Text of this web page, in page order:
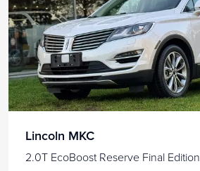
Lincoln MKC
2.0T EcoBoost Reserve Final Edition